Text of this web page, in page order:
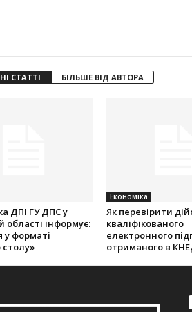
СТАТТІ БІЛЬШЕ ВІД АВТОРА
ДПІ ГУ ДПС у
області інформує:
у форматі
столу»
Економіка
Як перевірити
кваліфікованого
електронного
отриманого в